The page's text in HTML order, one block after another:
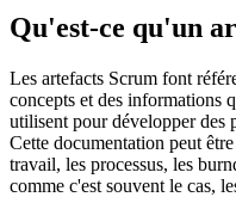
Qu'est-ce qu'un
Les artefacts Scrum font
concepts et des informations
utilisent pour développer des
Cette documentation peut
travail, les processus, les
comme c'est souvent le cas,